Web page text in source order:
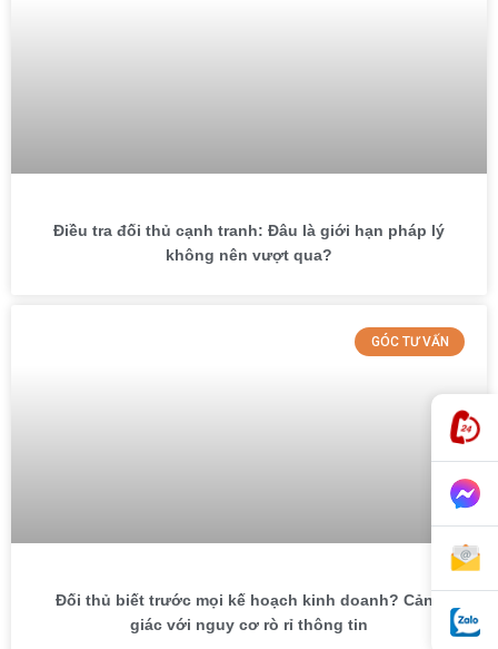
Điều tra đối thủ cạnh tranh: Đâu là giới hạn pháp lý
không nên vượt qua?
GÓC TƯ VẤN
Đối thủ biết trước mọi kế hoạch kinh doanh? Cảnh
giác với nguy cơ rò rỉ thông tin